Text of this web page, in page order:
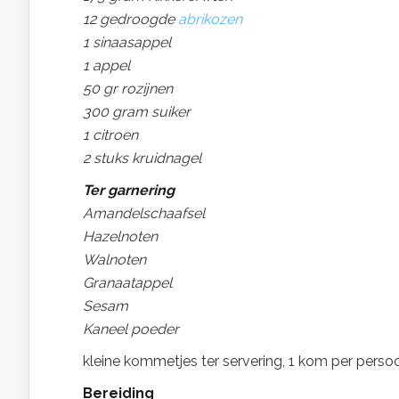
12 gedroogde abrikozen
1 sinaasappel
1 appel
50 gr rozijnen
300 gram suiker
1 citroen
2 stuks kruidnagel
Ter garnering
Amandelschaafsel
Hazelnoten
Walnoten
Granaatappel
Sesam
Kaneel poeder
kleine kommetjes ter servering, 1 kom per
Bereiding